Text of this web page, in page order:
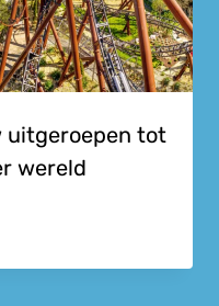
uitgeroepen tot
wereld